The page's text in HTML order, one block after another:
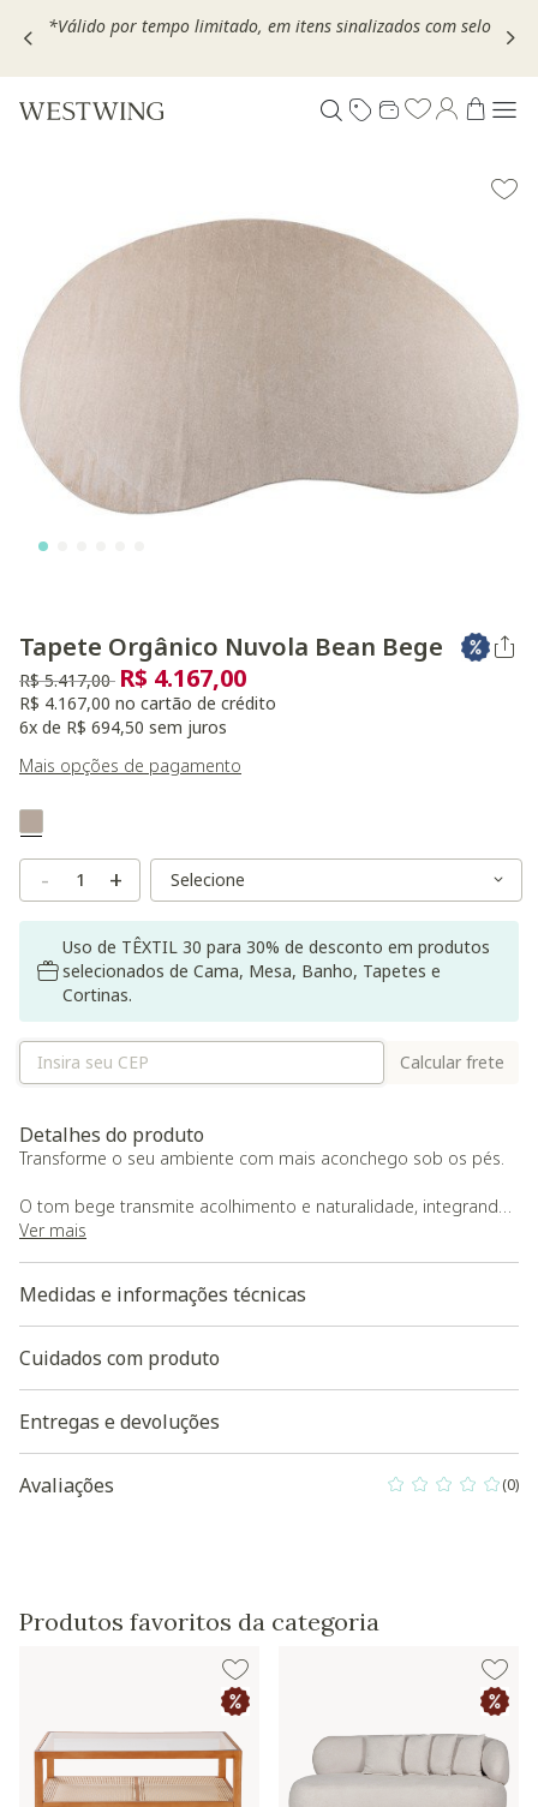
Escolha seu VOUCHER e ganhe até 30% OFF*: useMOVEL30,
Tapete Orgânico Nuvola Bean Bege
Preço reduzido de
R$ 5.417,00 para
R$ 4.167,00
R$ 4.167,00 no cartão de crédito
6x de R$ 694,50 sem juros
Mais opções de pagamento
Selected
- + Variant Size
Variant Size
Uso de TÊXTIL 30 para 30% de desconto em produtos
selecionados de Cama, Mesa, Banho, Tapetes e
Cortinas.
Calcular frete
Detalhes do produto
Transforme o seu ambiente com mais aconchego sob os pés.
O tom bege transmite acolhimento e naturalidade, integrando-
se com delicadeza à decoração.
Ver mais
Medidas e informações técnicas
Cuidados com produto
Entregas e devoluções
Avaliações 0 out of 5 (0)
Produtos favoritos da categoria